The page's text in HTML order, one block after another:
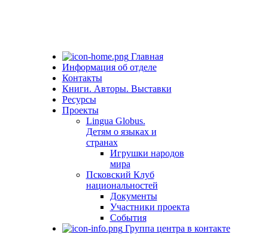
Главная
Информация об отделе
Контакты
Книги. Авторы. Выставки
Ресурсы
Проекты
Lingua Globus.
Детям о языках и
странах
Игрушки народов
мира
Псковский Клуб
национальностей
Документы
Участники проекта
События
Группа центра в контакте